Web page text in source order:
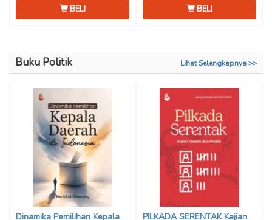
BELI BELI
Buku Politik Lihat Selengkapnya >>
Dinamika Pemilihan Kepala
PILKADA SERENTAK Kajian